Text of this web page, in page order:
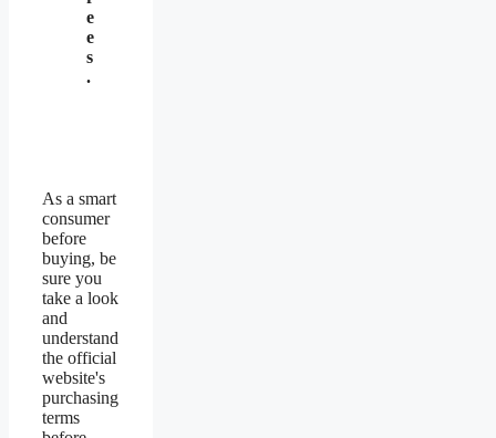
e
e
s
.
As a smart
consumer
before
buying, be
sure you
take a look
and
understand
the official
website's
purchasing
terms